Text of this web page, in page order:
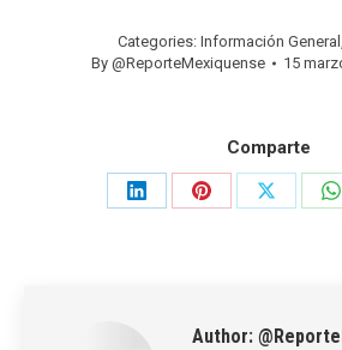
Categories: Información General ,
By @ReporteMexiquense 15
Comparte
Share
Share
Share
Author: